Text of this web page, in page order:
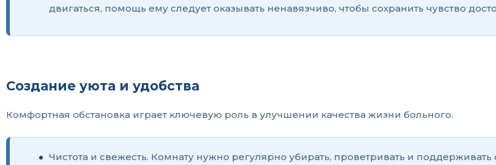
двигаться, помощь ему следует оказывать ненавязчиво, чтобы сохранить чувство
Создание уюта и удобства
Комфортная обстановка играет ключевую роль в улучшении качества жизни больного.
Чистота и свежесть. Комнату нужно регулярно убирать, проветривать и